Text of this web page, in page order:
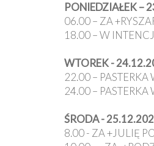
PONIEDZIAŁEK –
06.00 – ZA
18.00 – W
WTOREK -
22.00 –
24.00 –
ŚRODA -
8.00 - ZA +JULIĘ